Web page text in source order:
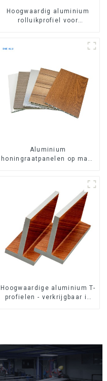
Hoogwaardig aluminium
rolluikprofiel voor
Aluminium
honingraatpanelen op maat
Hoogwaardige aluminium T-
profielen - verkrijgbaar in